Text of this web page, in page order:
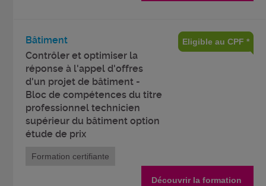
Bâtiment
Contrôler et optimiser la
réponse à l'appel d'offres
d'un projet de bâtiment -
Bloc de compétences du titre
professionnel technicien
supérieur du bâtiment option
étude de prix
Eligible au CPF *
Formation certifiante
Découvrir la formation